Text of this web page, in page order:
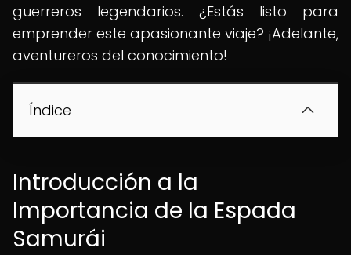
guerreros legendarios. ¿Estás listo para
emprender este apasionante viaje? ¡Adelante,
aventureros del conocimiento!
Índice
Introducción a la
Importancia de la Espada
Samurái